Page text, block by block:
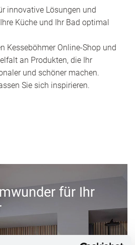
innovative Lösungen und
Küche und Ihr Bad optimal
Kesseböhmer Online-Shop und
an Produkten, die Ihr
und schöner machen.
Sie sich inspirieren.
für Ihr